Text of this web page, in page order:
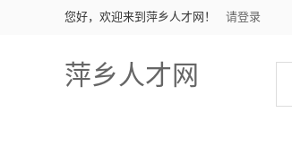
您好，欢迎来到萍乡人才网！ 请登录
萍乡人才网